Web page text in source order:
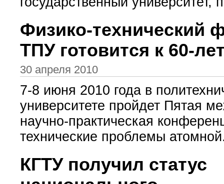
Физико-технический
ТПУ готовится к 60-
30 апреля 2010
7-8 июня 2010 года в
университете пройдет Пятая
научно-практическая
технические проблемы
КГТУ получил статус